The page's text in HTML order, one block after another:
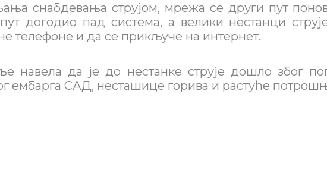
снабдевања струјом, мрежа се други пут
догодио пад система, а велики нестанци
телефоне и да се прикључе на интернет.
навела да је до нестанке струје дошло због
ембарга САД, несташице горива и растуће